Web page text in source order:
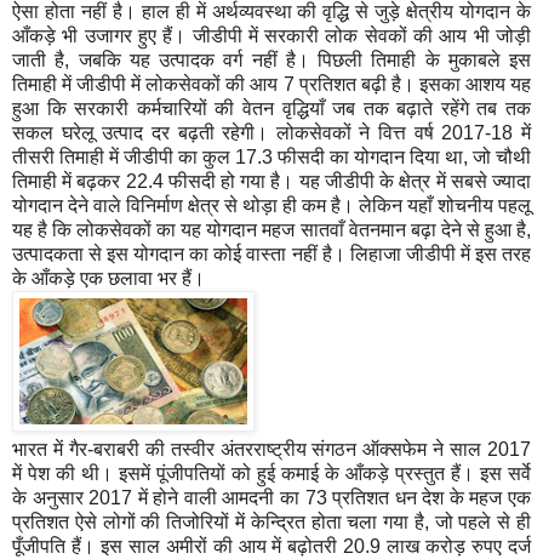
ऐसा होता नहीं है। हाल ही में अर्थव्यवस्था की वृद्धि से जुड़े क्षेत्रीय योगदान के
आँकड़े भी उजागर हुए हैं। जीडीपी में सरकारी लोक सेवकों की आय भी जोड़ी
जाती है,जबकि यह उत्पादक वर्ग नहीं है। पिछली तिमाही के मुकाबले इस
तिमाही में जीडीपी में लोकसेवकों की आय 7 प्रतिशत बढ़ी है। इसका आशय यह
हुआ कि सरकारी कर्मचारियों की वेतन वृद्धियाँ जब तक बढ़ाते रहेंगे तब तक
सकल घरेलू उत्पाद दर बढ़ती रहेगी। लोकसेवकों ने वित्त वर्ष 2017-18 में
तीसरी तिमाही में जीडीपी का कुल 17.3 फीसदी का योगदान दिया था,जो चौथी
तिमाही में बढ़कर 22.4 फीसदी हो गया है। यह जीडीपी के क्षेत्र में सबसे ज्यादा
योगदान देने वाले विनिर्माण क्षेत्र से थोड़ा ही कम है। लेकिन यहाँ शोचनीय पहलू
यह है कि लोकसेवकों का यह योगदान महज सातवाँ वेतनमान बढ़ा देने से हुआ है,
उत्पादकता से इस योगदान का कोई वास्ता नहीं है। लिहाजा जीडीपी में इस तरह
के आँकड़े एक छलावा भर हैं।
भारत में गैर-बराबरी की तस्वीर अंतरराष्ट्रीय संगठन ऑक्सफेम ने साल 2017
में पेश की थी। इसमें पूंजीपतियों को हुई कमाई के आँकड़े प्रस्तुत हैं। इस सर्वे
के अनुसार 2017 में होने वाली आमदनी का 73 प्रतिशत धन देश के महज एक
प्रतिशत ऐसे लोगों की तिजोरियों में केन्द्रित होता चला गया है,जो पहले से ही
पूँजीपति हैं। इस साल अमीरों की आय में बढ़ोतरी 20.9 लाख करोड़ रुपए दर्ज